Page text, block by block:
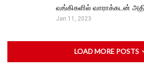
வங்கிகளில் வாராக்கடன்
Jan 11, 2023
LOAD MORE POSTS